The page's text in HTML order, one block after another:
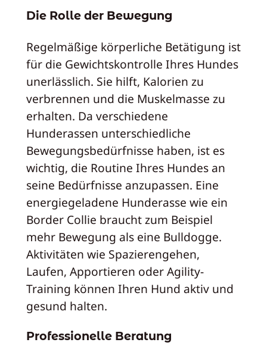
Die Rolle der Bewegung
Regelmäßige körperliche Betätigung ist
für die Gewichtskontrolle Ihres Hundes
unerlässlich. Sie hilft, Kalorien zu
verbrennen und die Muskelmasse zu
erhalten. Da verschiedene
Hunderassen unterschiedliche
Bewegungsbedürfnisse haben, ist es
wichtig, die Routine Ihres Hundes an
seine Bedürfnisse anzupassen. Eine
energiegeladene Hunderasse wie ein
Border Collie braucht zum Beispiel
mehr Bewegung als eine Bulldogge.
Aktivitäten wie Spazierengehen,
Laufen, Apportieren oder Agility-
Training können Ihren Hund aktiv und
gesund halten.
Professionelle Beratung